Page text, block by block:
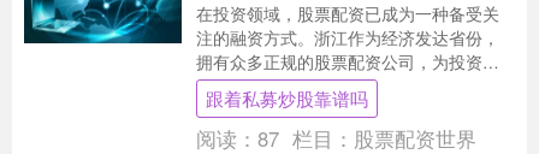
在投资领域，股票配资已成为一种备受关
注的融资方式。浙江作为经济发达省份，
拥有众多正规的股票配资公司，为投资者
提供安全可靠的配资服务，助力投资稳健
增值。 1. 线....
跟着私募炒股靠谱吗
阅读： 87 栏目： 股票配资世界